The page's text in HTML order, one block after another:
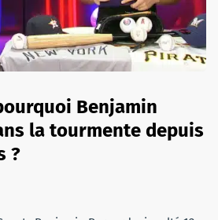
Benjamin
la tourmente depuis
?